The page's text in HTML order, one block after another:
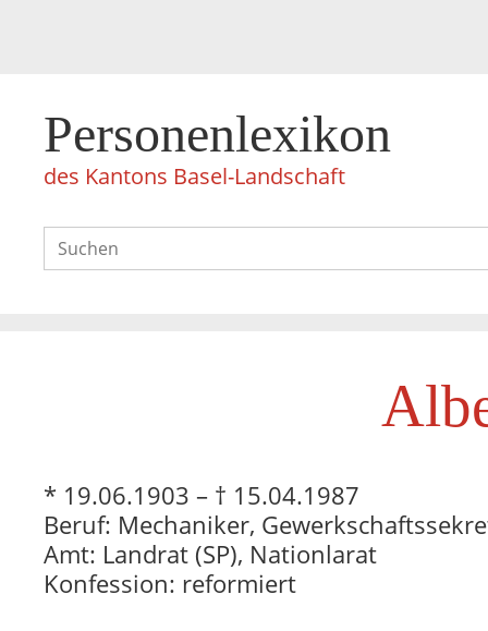
Personenlexikon
des Kantons Basel-Landschaft
* 19.06.1903 – † 15.04.1987
Beruf: Mechaniker,
Amt: Landrat (SP), Nationlarat
Konfession: reformiert